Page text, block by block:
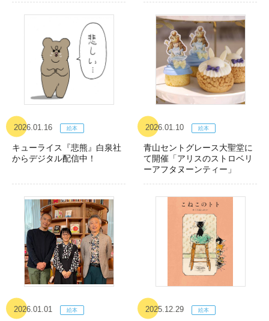
2026.01.16
キューライス『悲熊』白泉社
からデジタル配信中！
2026.01.10
青山セントグレース大聖堂に
て開催「アリスのストロベリ
ーアフタヌーンティー」
2026.01.01 2025.12.29